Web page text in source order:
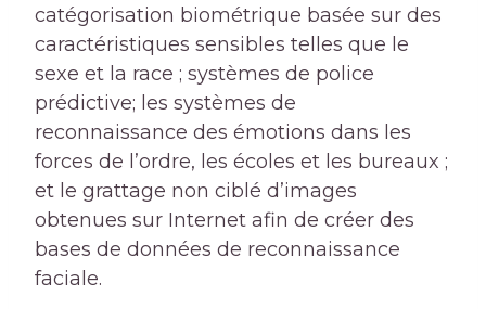
catégorisation biométrique basée sur des
caractéristiques sensibles telles que le
sexe et la race ; systèmes de police
prédictive; les systèmes de
reconnaissance des émotions dans les
forces de l’ordre, les écoles et les bureaux ;
et le grattage non ciblé d’images
obtenues sur Internet afin de créer des
bases de données de reconnaissance
faciale.